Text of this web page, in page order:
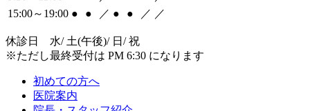
15:00～19:00 ● ● ／ ● ● ／ ／
休診日 水/ 土(午後)/ 日/ 祝
※ただし最終受付は PM 6:30 になります
初めての方へ
医院案内